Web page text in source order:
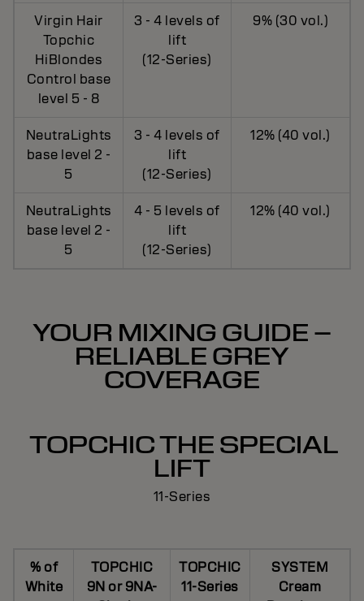
Virgin Hair
Topchic
HiBlondes
Control base
level 5 - 8
3 - 4 levels of
lift
(12-Series)
9% (30 vol.)
NeutraLights
base level 2 -
5
3 - 4 levels of
lift
(12-Series)
12% (40 vol.)
NeutraLights
base level 2 -
5
4 - 5 levels of
lift
(12-Series)
12% (40 vol.)
YOUR MIXING GUIDE –
RELIABLE GREY
COVERAGE
TOPCHIC THE SPECIAL
LIFT
11-Series
% of
White
TOPCHIC
9N or 9NA-
TOPCHIC
11-Series
SYSTEM
Cream